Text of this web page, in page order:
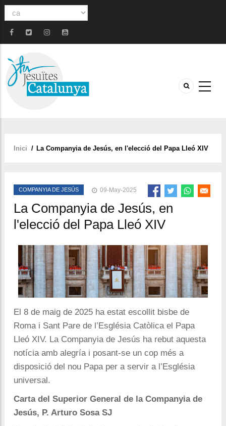
Select
language
Fil
Inici / La Companyia de Jesús, en l'elecció del Papa Lleó XIV
COMPANYIA DE JESÚS 09-May-2025
La Companyia de Jesús, en
l'elecció del Papa Lleó XIV
El 8 de maig de 2025 ha estat escollit bisbe de
Roma i Sant Pare de l’Església Catòlica el Papa
Lleó XIV. La Companyia de Jesús ha rebut aquesta
notícia amb alegría i posant-se un cop més a
disposició del nou Papa per a servir a l’Església
universal.
Carta del Superior General de la Companyia de
Jesús, P. Arturo Sosa SJ